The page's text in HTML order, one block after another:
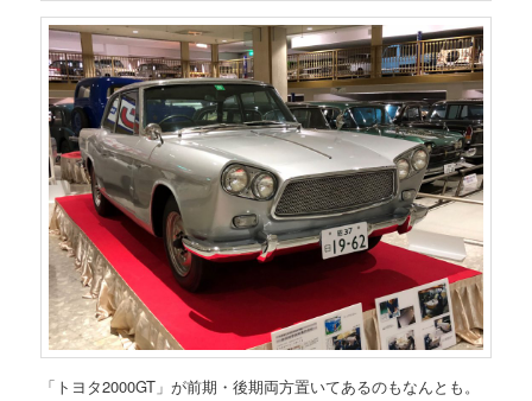
「トヨタ2000GT」が前期・後期両方置いてあるのもなんとも。